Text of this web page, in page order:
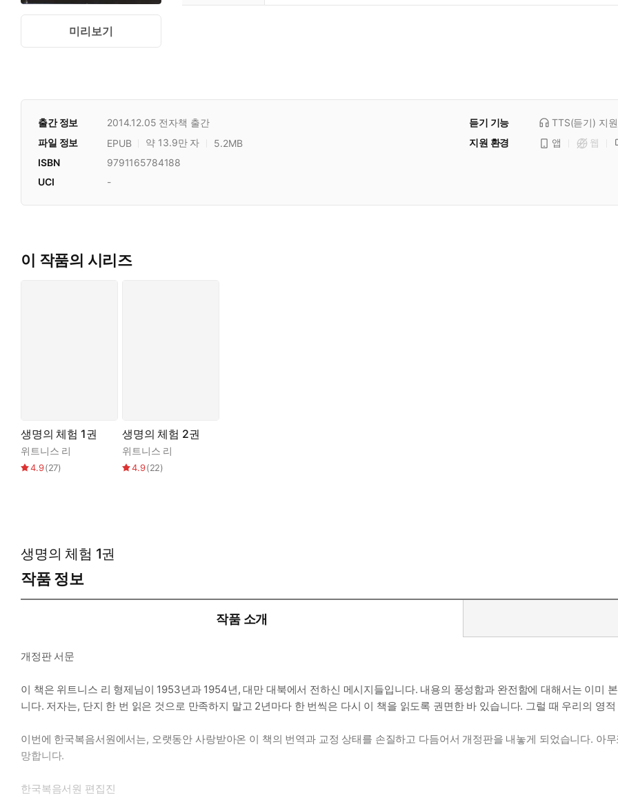
미리보기
출간 정보 2014.12.05 전자책 출간 듣기 기능 TTS(듣기) 지원
파일 정보
EPUB 약 13.9만 자 5.2MB 지원 환경 앱
웹
ISBN
9791165784188
UCI
-
이 작품의 시리즈
생명의 체험 1권
위트니스 리
4.9(27)
생명의 체험 2권
위트니스 리
4.9(22)
생명의 체험 1권
작품 정보
작품 소개
개정판 서문
이 책은 위트니스 리 형제님이 1953년과 1954년, 대만 대북에서 전하신 메시지들입니다. 내용의 풍성함과 완전함에 대해서는 이미
니다. 저자는, 단지 한 번 읽은 것으로 만족하지 말고 2년마다 한 번씩은 다시 이 책을 읽도록 권면한 바 있습니다. 그럴 때 우리의 영
이번에 한국복음서원에서는, 오랫동안 사랑받아온 이 책의 번역과 교정 상태를 손질하고 다듬어서 개정판을 내놓게 되었습니다. 아
망합니다.
한국복음서원 편집진